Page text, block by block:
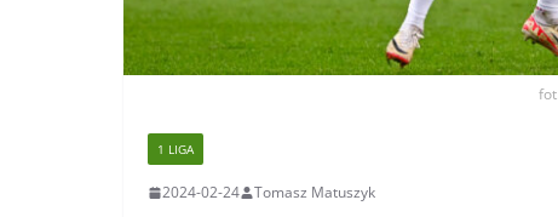
1 LIGA
2024-02-24 Tomasz Matuszyk